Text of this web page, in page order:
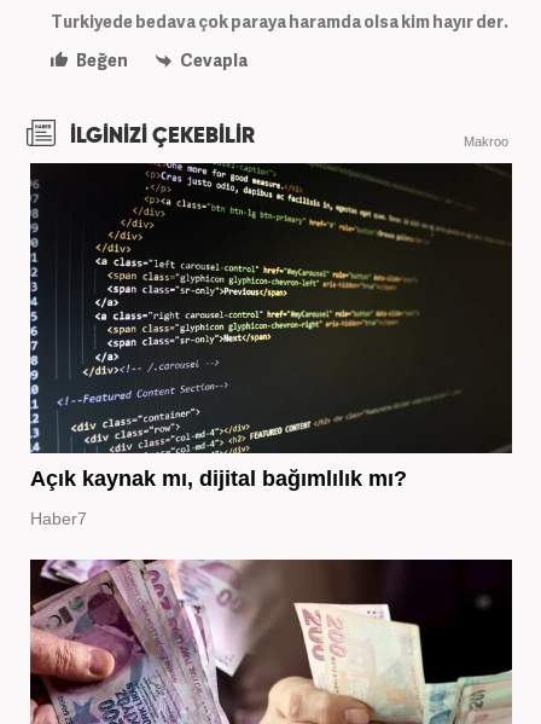
Turkiyede bedava çok paraya haramda olsa kim hayır der.
Beğen
Cevapla
İLGİNİZİ ÇEKEBİLİR Makroo
Açık kaynak mı, dijital bağımlılık mı?
Haber7